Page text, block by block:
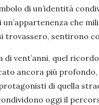
di un’identità
un’appartenenza che
trovassero, sentirono
di vent’anni, quel
ancora più profondo,
di quella
oggi il